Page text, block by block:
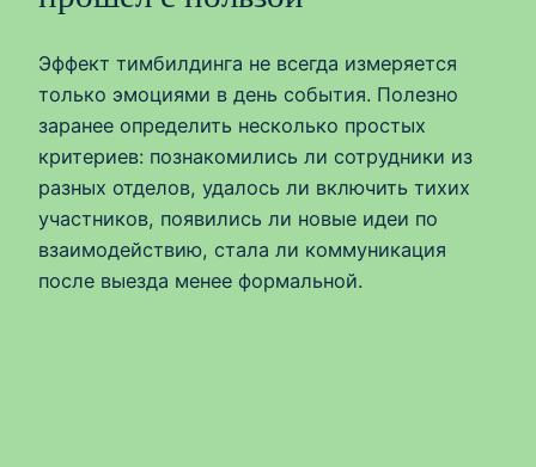
Эффект тимбилдинга не всегда измеряется
только эмоциями в день события. Полезно
заранее определить несколько простых
критериев: познакомились ли сотрудники из
разных отделов, удалось ли включить тихих
участников, появились ли новые идеи по
взаимодействию, стала ли коммуникация
после выезда менее формальной.